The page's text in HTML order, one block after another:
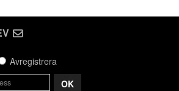
Avregistrera
OK